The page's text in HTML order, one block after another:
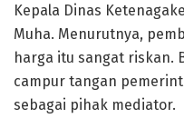
Kepala Dinas
Muha. Menurutnya,
harga itu sangat riskan.
campur tangan
sebagai pihak mediator.